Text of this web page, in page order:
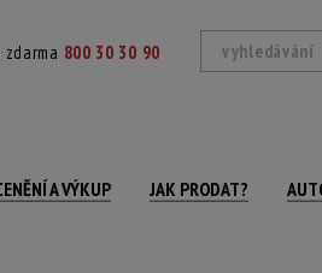
800 30 30 90
A VÝKUP JAK PRODAT?